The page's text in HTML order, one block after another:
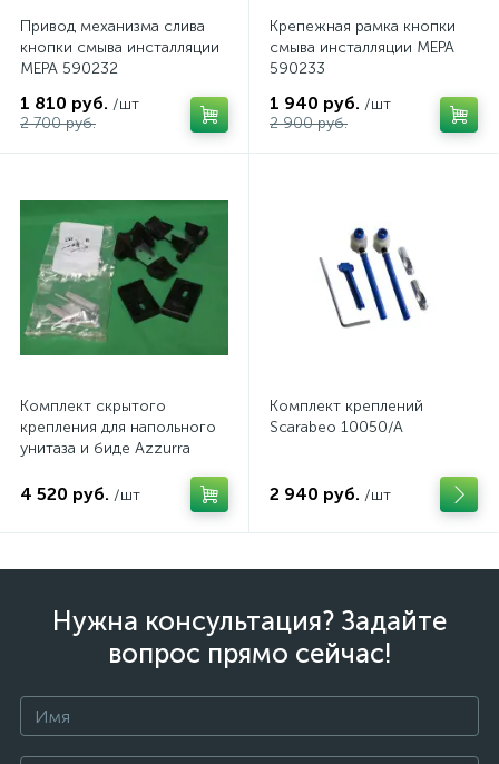
Привод механизма слива
кнопки смыва инсталляции
MEPA 590232
1 810 руб. /шт
2 700 руб.
Крепежная рамка кнопки
смыва инсталляции MEPA
590233
1 940 руб. /шт
2 900 руб.
Комплект скрытого
крепления для напольного
унитаза и биде Azzurra
4 520 руб. /шт
Комплект креплений
Scarabeo 10050/A
2 940 руб. /шт
Нужна консультация? Задайте
вопрос прямо сейчас!